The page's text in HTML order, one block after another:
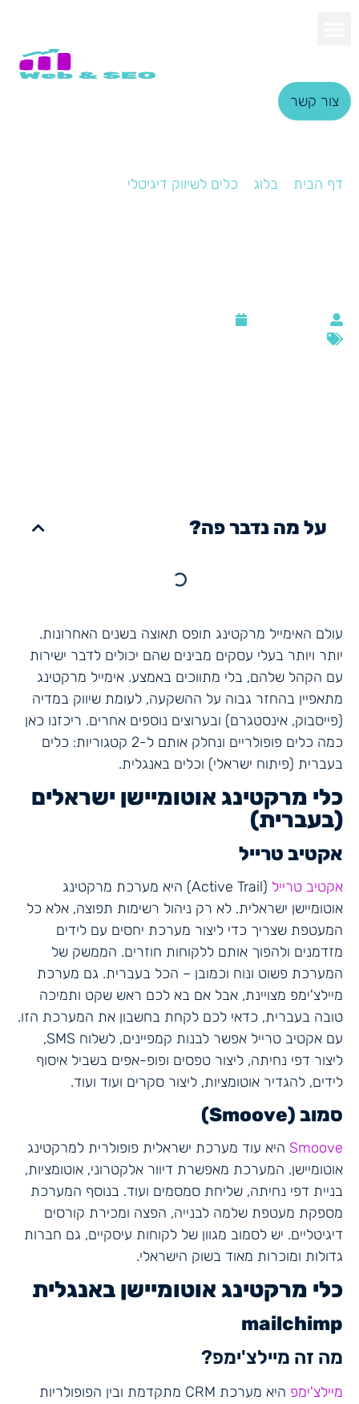
צור קשר
דף הבית בלוג כלים לשיווק דיגיטלי
על מה נדבר פה?
עולם האימייל מרקטינג תופס תאוצה בשנים האחרונות.
יותר ויותר בעלי עסקים מבינים שהם יכולים לדבר ישירות
עם הקהל שלהם, בלי מתווכים באמצע. אימייל מרקטינג
מתאפיין בהחזר גבוה על ההשקעה, לעומת שיווק במדיה
(פייסבוק, אינסטגרם) ובערוצים נוספים אחרים. ריכזנו כאן
כמה כלים פופולריים ונחלק אותם ל-2 קטגוריות: כלים
בעברית (פיתוח ישראלי) וכלים באנגלית.
כלי מרקטינג אוטומיישן ישראלים
(בעברית)
אקטיב טרייל
אקטיב טרייל
(Active Trail) היא מערכת מרקטינג
אוטומיישן ישראלית. לא רק ניהול רשימות תפוצה, אלא כל
המעטפת שצריך כדי ליצור מערכת יחסים עם לידים
מזדמנים ולהפוך אותם ללקוחות חוזרים. הממשק של
המערכת פשוט ונוח וכמובן – הכל בעברית. גם מערכת
מיילצ'ימפ מצויינת, אבל אם בא לכם ראש שקט ותמיכה
טובה בעברית, כדאי לכם לקחת בחשבון את המערכת הזו.
עם אקטיב טרייל אפשר לבנות קמפיינים, לשלוח SMS,
ליצור דפי נחיתה, ליצור טפסים ופופ-אפים בשביל איסוף
לידים, להגדיר אוטומציות, ליצור סקרים ועוד ועוד.
סמוב (Smoove)
Smoove היא עוד מערכת ישראלית פופולרית למרקטינג
אוטומיישן. המערכת מאפשרת דיוור אלקטרוני, אוטומציות,
בניית דפי נחיתה, שליחת סמסמים ועוד. בנוסף המערכת
מספקת מעטפת שלמה לבנייה, הפצה ומכירת קורסים
דיגיטליים. יש לסמוב מגוון של לקוחות עיסקיים, גם חברות
גדולות ומוכרות מאוד בשוק הישראלי.
כלי מרקטינג אוטומיישן באנגלית
mailchimp
מה זה מיילצ'ימפ?
מיילצ'ימפ
היא מערכת CRM מתקדמת ובין הפופולריות